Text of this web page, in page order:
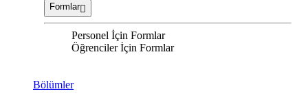
Formlar
Personel İçin Formlar
Öğrenciler İçin Formlar
Bölümler